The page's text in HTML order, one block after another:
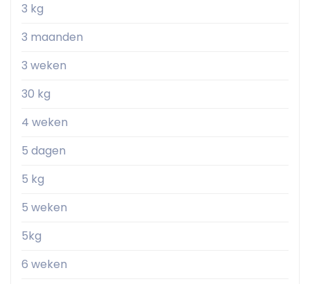
3 kg
3 maanden
3 weken
30 kg
4 weken
5 dagen
5 kg
5 weken
5kg
6 weken